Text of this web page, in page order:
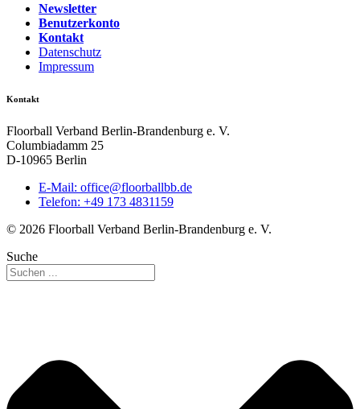
Newsletter
Benutzerkonto
Kontakt
Datenschutz
Impressum
Kontakt
Floorball Verband Berlin-Brandenburg e. V.
Columbiadamm 25
D-10965 Berlin
E-Mail: ed.bbllabroolf@eciffo
Telefon: +49 173 4831159
© 2026 Floorball Verband Berlin-Brandenburg e. V.
Suche